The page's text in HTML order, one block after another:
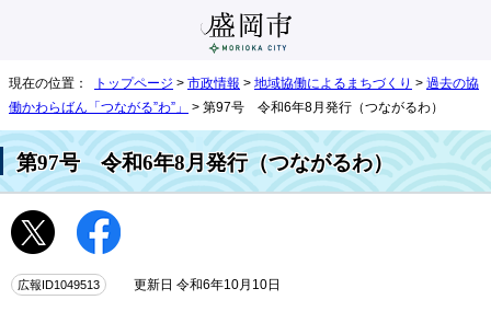
現在の位置： トップページ > 市政情報 > 地域協働によるまちづくり > 過去の協
働かわらばん「つながる”わ”」
> 第97号 令和6年8月発行（つながるわ）
第97号 令和6年8月発行（つながるわ）
広報ID1049513 更新日 令和6年10月10日